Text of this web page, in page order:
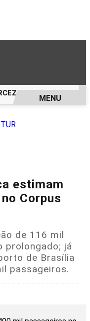
CELEBRA 24 ANOS
MENU
estimam
Corpus
de 116 mil
prolongado; já
de Brasília
passageiros.